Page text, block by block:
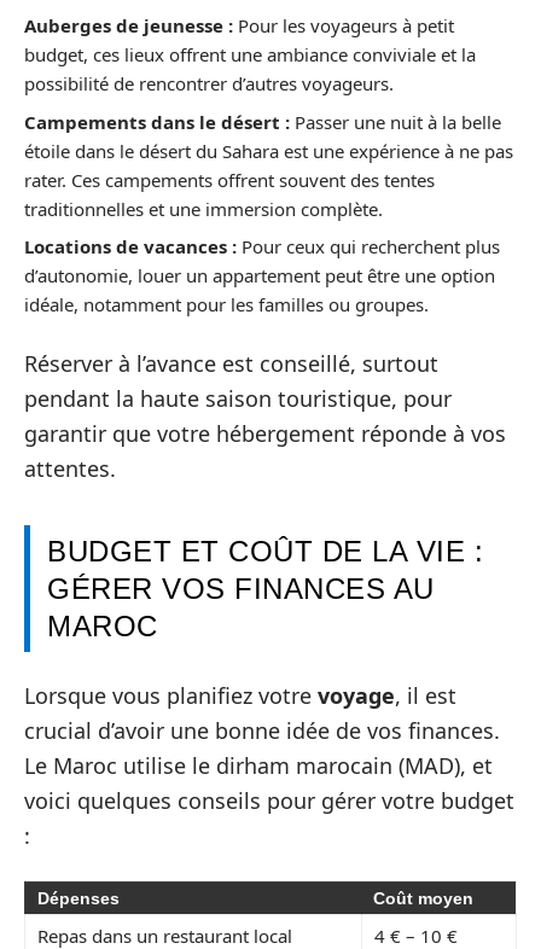
Auberges de jeunesse : Pour les voyageurs à petit
budget, ces lieux offrent une ambiance conviviale et la
possibilité de rencontrer d’autres voyageurs.
Campements dans le désert : Passer une nuit à la belle
étoile dans le désert du Sahara est une expérience à ne pas
rater. Ces campements offrent souvent des tentes
traditionnelles et une immersion complète.
Locations de vacances : Pour ceux qui recherchent plus
d’autonomie, louer un appartement peut être une option
idéale, notamment pour les familles ou groupes.
Réserver à l’avance est conseillé, surtout
pendant la haute saison touristique, pour
garantir que votre hébergement réponde à vos
attentes.
BUDGET ET COÛT DE LA VIE :
GÉRER VOS FINANCES AU
MAROC
Lorsque vous planifiez votre voyage, il est
crucial d’avoir une bonne idée de vos finances.
Le Maroc utilise le dirham marocain (MAD), et
voici quelques conseils pour gérer votre budget
:
Dépenses Coût moyen
Repas dans un restaurant local
4 € – 10 €